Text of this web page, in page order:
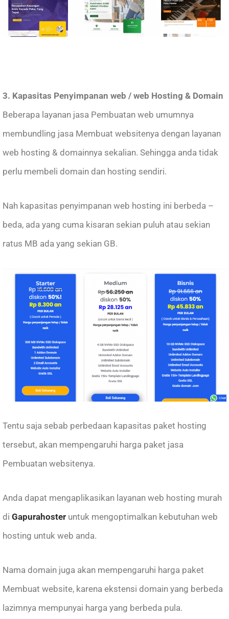
3. Kapasitas Penyimpanan web / web Hosting & Domain
Beberapa layanan jasa Pembuatan web umumnya
membundling jasa Membuat websitenya dengan layanan
web hosting & domainnya sekalian. Sehingga anda tidak
perlu membeli domain dan hosting sendiri.
Nah kapasitas penyimpanan web hosting ini berbeda –
beda, ada yang cuma kisaran sekian puluh atau sekian
ratus MB ada yang sekian GB.
Tentu saja sebab perbedaan kapasitas paket hosting
tersebut, akan mempengaruhi harga paket jasa
Pembuatan websitenya.
Anda dapat mengaplikasikan layanan web hosting murah
di Gapurahoster untuk mengoptimalkan kebutuhan web
hosting untuk web anda.
Nama domain juga akan mempengaruhi harga paket
Membuat website, karena ekstensi domain yang berbeda
lazimnya mempunyai harga yang berbeda pula.